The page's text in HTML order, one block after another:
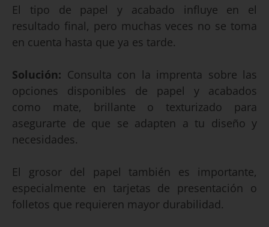
El tipo de papel y acabado influye en el
resultado final, pero muchas veces no se toma
en cuenta hasta que ya es tarde.
Solución: Consulta con la imprenta sobre las
opciones disponibles de papel y acabados
como mate, brillante o texturizado para
asegurarte de que se adapten a tu diseño y
necesidades.
El grosor del papel también es importante,
especialmente en tarjetas de presentación o
folletos que requieren mayor durabilidad.